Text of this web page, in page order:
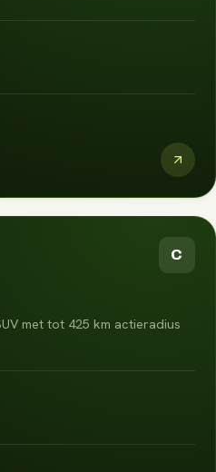
C
met tot 425 km actieradius